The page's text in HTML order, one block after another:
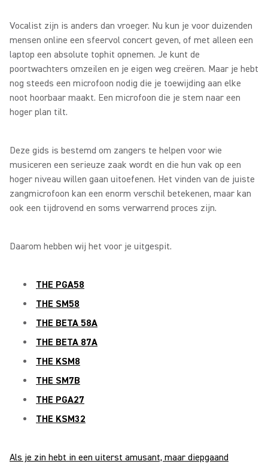
Vocalist zijn is anders dan vroeger. Nu kun je voor duizenden
mensen online een sfeervol concert geven, of met alleen een
laptop een absolute tophit opnemen. Je kunt de
poortwachters omzeilen en je eigen weg creëren. Maar je hebt
nog steeds een microfoon nodig die je toewijding aan elke
noot hoorbaar maakt. Een microfoon die je stem naar een
hoger plan tilt.
Deze gids is bestemd om zangers te helpen voor wie
musiceren een serieuze zaak wordt en die hun vak op een
hoger niveau willen gaan uitoefenen. Het vinden van de juiste
zangmicrofoon kan een enorm verschil betekenen, maar kan
ook een tijdrovend en soms verwarrend proces zijn.
Daarom hebben wij het voor je uitgespit.
THE PGA58
THE SM58
THE BETA 58A
THE BETA 87A
THE KSM8
THE SM7B
THE PGA27
THE KSM32
Als je zin hebt in een uiterst amusant, maar diepgaand